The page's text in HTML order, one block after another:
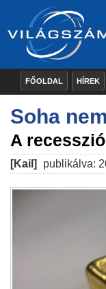
FŐOLDAL HÍREK
Soha
A
[Kail] publikálva: